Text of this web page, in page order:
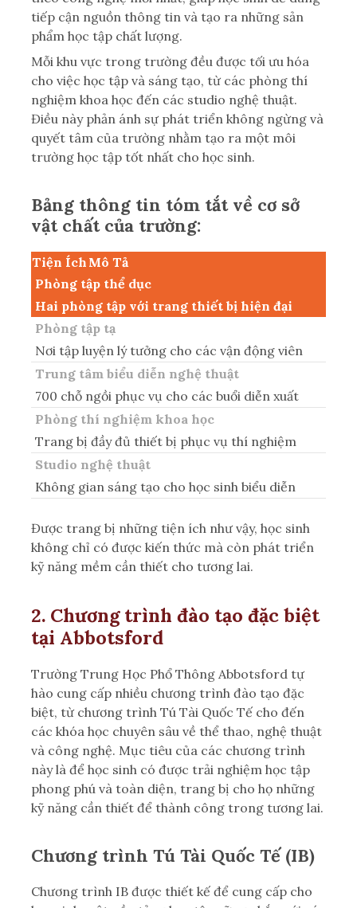
tiếp cận nguồn thông tin và tạo ra những sản
phẩm học tập chất lượng.
Mỗi khu vực trong trường đều được tối ưu hóa
cho việc học tập và sáng tạo, từ các phòng thí
nghiệm khoa học đến các studio nghệ thuật.
Điều này phản ánh sự phát triển không ngừng và
quyết tâm của trường nhằm tạo ra một môi
trường học tập tốt nhất cho học sinh.
Bảng thông tin tóm tắt về cơ sở
vật chất của trường:
Tiện Ích Mô Tả
Phòng tập thể dục
Hai phòng tập với trang thiết bị hiện đại
Phòng tập tạ
Nơi tập luyện lý tưởng cho các vận động viên
Trung tâm biểu diễn nghệ thuật
700 chỗ ngồi phục vụ cho các buổi diễn xuất
Phòng thí nghiệm khoa học
Trang bị đầy đủ thiết bị phục vụ thí nghiệm
Studio nghệ thuật
Không gian sáng tạo cho học sinh biểu diễn
Được trang bị những tiện ích như vậy, học sinh
không chỉ có được kiến thức mà còn phát triển
kỹ năng mềm cần thiết cho tương lai.
2. Chương trình đào tạo đặc biệt
tại Abbotsford
Trường Trung Học Phổ Thông Abbotsford tự
hào cung cấp nhiều chương trình đào tạo đặc
biệt, từ chương trình Tú Tài Quốc Tế cho đến
các khóa học chuyên sâu về thể thao, nghệ thuật
và công nghệ. Mục tiêu của các chương trình
này là để học sinh có được trải nghiệm học tập
phong phú và toàn diện, trang bị cho họ những
kỹ năng cần thiết để thành công trong tương lai.
Chương trình Tú Tài Quốc Tế (IB)
Chương trình IB được thiết kế để cung cấp cho